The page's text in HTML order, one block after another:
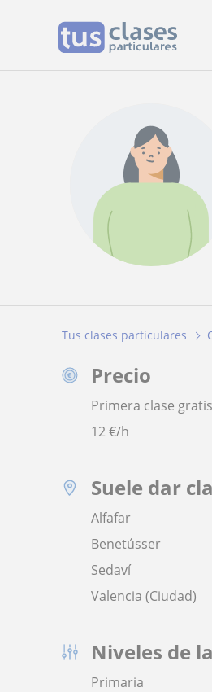
Tus clases particulares
Precio
Primera clase gratis
12€/h
Suele dar
Alfafar
Benetússer
Sedaví
Valencia (Ciudad)
Niveles de
Primaria